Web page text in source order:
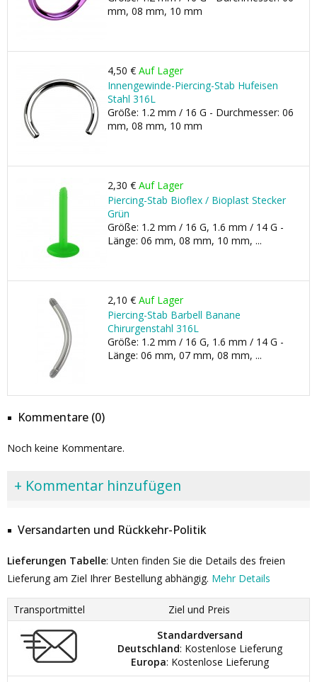
mm, 08 mm, 10 mm
4,50 € Auf Lager
Innengewinde-Piercing-Stab Hufeisen
Stahl 316L
Größe: 1.2 mm / 16 G - Durchmesser: 06
mm, 08 mm, 10 mm
2,30 € Auf Lager
Piercing-Stab Bioflex / Bioplast Stecker
Grün
Größe: 1.2 mm / 16 G, 1.6 mm / 14 G -
Länge: 06 mm, 08 mm, 10 mm, ...
2,10 € Auf Lager
Piercing-Stab Barbell Banane
Chirurgenstahl 316L
Größe: 1.2 mm / 16 G, 1.6 mm / 14 G -
Länge: 06 mm, 07 mm, 08 mm, ...
Kommentare (0)
Noch keine Kommentare.
+ Kommentar hinzufügen
Versandarten und Rückkehr-Politik
Lieferungen Tabelle: Unten finden Sie die Details des freien
Lieferung am Ziel Ihrer Bestellung abhängig. Mehr Details
Transportmittel
Ziel und Preis
Standardversand
Deutschland: Kostenlose Lieferung
Europa: Kostenlose Lieferung